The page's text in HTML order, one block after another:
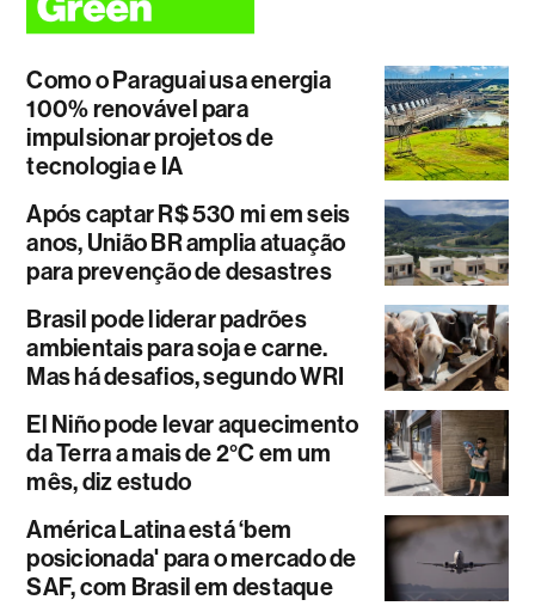
Como o Paraguai usa energia
100% renovável para
impulsionar projetos de
tecnologia e IA
Após captar R$ 530 mi em seis
anos, União BR amplia atuação
para prevenção de desastres
Brasil pode liderar padrões
ambientais para soja e carne.
Mas há desafios, segundo WRI
El Niño pode levar aquecimento
da Terra a mais de 2°C em um
mês, diz estudo
América Latina está ‘bem
posicionada' para o mercado de
SAF, com Brasil em destaque